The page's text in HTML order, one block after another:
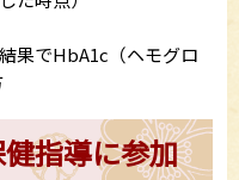
果でHbA1c（ヘモグロ
指導に参加